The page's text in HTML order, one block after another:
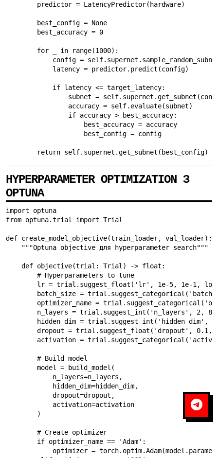
        predictor = LatencyPredictor(hardware)
        best_config = None
        best_accuracy = 0
        for _ in range(1000):
config =
            latency = predictor.predict(config)
            if latency <= target_latency:
subnet =
                accuracy = self.evaluate(subnet)
                if accuracy > best_accuracy:
                    best_accuracy = accuracy
                    best_config = config
        return self.supernet.get_subnet(best_config)
HYPERPARAMETER OPTIMIZATION З
OPTUNA
import optuna
from optuna.trial import Trial
def create_model_objective(train_loader, val_loader):
    """Optuna objective для hyperparameter search"""
    def objective(trial: Trial) -> float:
        # Hyperparameters to tune
lr = trial.suggest_float('lr', 1e-5, 1e-1,
batch_size =
optimizer_name =
        n_layers = trial.suggest_int('n_layers', 2, 8)
hidden_dim = trial.suggest_int('hidden_dim',
dropout = trial.suggest_float('dropout', 0.1,
activation =
        # Build model
        model = build_model(
            n_layers=n_layers,
            hidden_dim=hidden_dim,
            dropout=dropout,
            activation=activation
        )
        # Create optimizer
        if optimizer_name == 'Adam':
optimizer =